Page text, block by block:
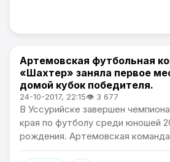
Спорт
Артемовская футбольная
«Шахтер» заняла первое
домой кубок победителя.
24-10-2017, 22:15👁 3 677
В Уссурийске завершен
края по футболу среди юношей
рождения. Артемовская